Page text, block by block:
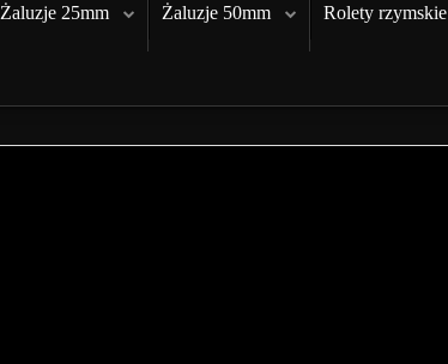
Żaluzje 25mm Żaluzje 50mm Rolety rzymskie